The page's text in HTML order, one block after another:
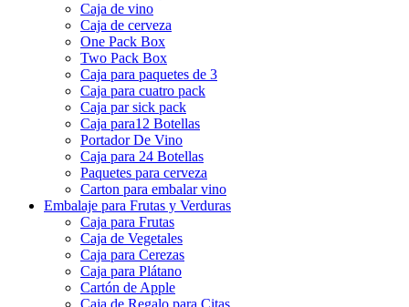
Caja de vino
Caja de cerveza
One Pack Box
Two Pack Box
Caja para paquetes de 3
Caja para cuatro pack
Caja par sick pack
Caja para12 Botellas
Portador De Vino
Caja para 24 Botellas
Paquetes para cerveza
Carton para embalar vino
Embalaje para Frutas y Verduras
Caja para Frutas
Caja de Vegetales
Caja para Cerezas
Caja para Plátano
Cartón de Apple
Caja de Regalo para Citas